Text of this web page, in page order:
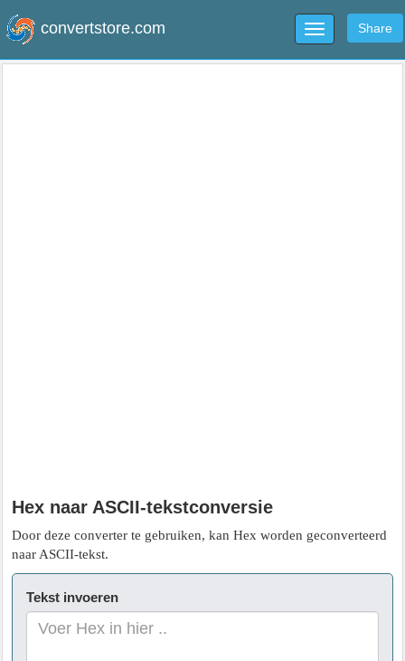
Toggle
navigation
Share
convertstore.com
Hex naar ASCII-tekstconversie
Door deze converter te gebruiken, kan Hex worden geconverteerd
naar ASCII-tekst.
Tekst invoeren